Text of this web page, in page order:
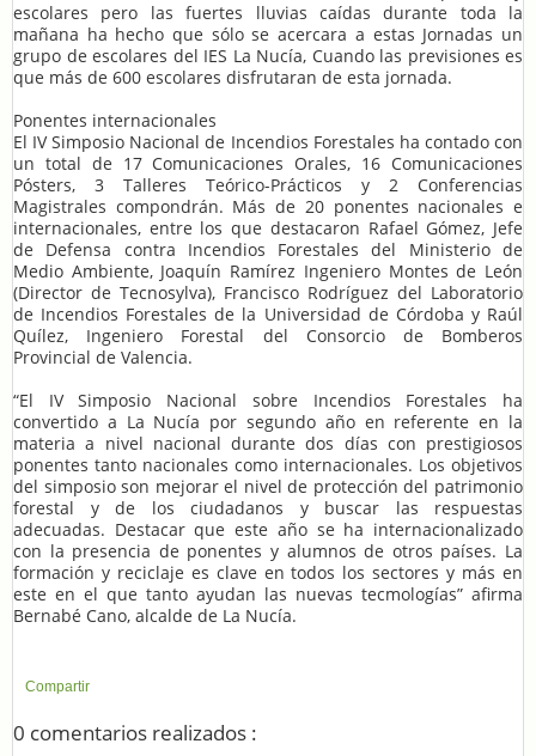
escolares pero las fuertes lluvias caídas durante toda la
mañana ha hecho que sólo se acercara a estas Jornadas un
grupo de escolares del IES La Nucía, Cuando las previsiones es
que más de 600 escolares disfrutaran de esta jornada.
Ponentes internacionales
El IV Simposio Nacional de Incendios Forestales ha contado con
un total de 17 Comunicaciones Orales, 16 Comunicaciones
Pósters, 3 Talleres Teórico-Prácticos y 2 Conferencias
Magistrales compondrán. Más de 20 ponentes nacionales e
internacionales, entre los que destacaron Rafael Gómez, Jefe
de Defensa contra Incendios Forestales del Ministerio de
Medio Ambiente, Joaquín Ramírez Ingeniero Montes de León
(Director de Tecnosylva), Francisco Rodríguez del Laboratorio
de Incendios Forestales de la Universidad de Córdoba y Raúl
Quílez, Ingeniero Forestal del Consorcio de Bomberos
Provincial de Valencia.
“El IV Simposio Nacional sobre Incendios Forestales ha
convertido a La Nucía por segundo año en referente en la
materia a nivel nacional durante dos días con prestigiosos
ponentes tanto nacionales como internacionales. Los objetivos
del simposio son mejorar el nivel de protección del patrimonio
forestal y de los ciudadanos y buscar las respuestas
adecuadas. Destacar que este año se ha internacionalizado
con la presencia de ponentes y alumnos de otros países. La
formación y reciclaje es clave en todos los sectores y más en
este en el que tanto ayudan las nuevas tecmologías” afirma
Bernabé Cano, alcalde de La Nucía.
Compartir
0 comentarios realizados :